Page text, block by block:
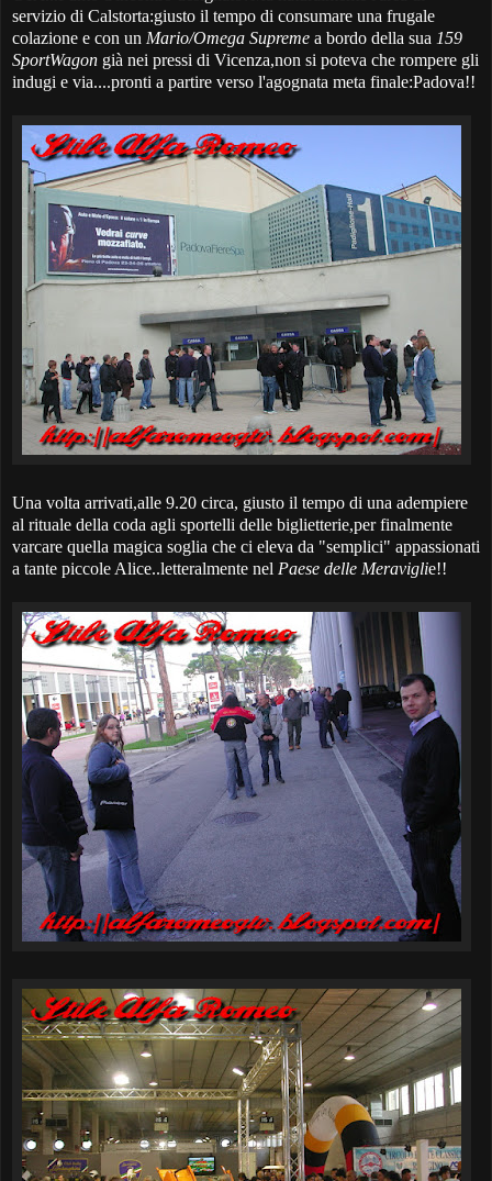
servizio di Calstorta:giusto il tempo di consumare una frugale
colazione e con un Mario/Omega Supreme a bordo della sua 159
SportWagon già nei pressi di Vicenza,non si poteva che rompere gli
indugi e via....pronti a partire verso l'agognata meta finale:Padova!!
Una volta arrivati,alle 9.20 circa, giusto il tempo di una adempiere
al rituale della coda agli sportelli delle biglietterie,per finalmente
varcare quella magica soglia che ci eleva da "semplici" appassionati
a tante piccole Alice..letteralmente nel Paese delle Meraviglie!!